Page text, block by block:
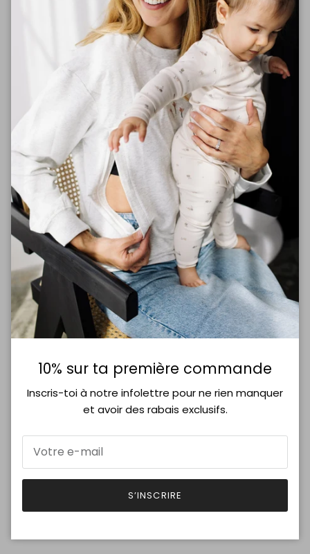
sur le devant, symbole de
l’épanouissement maternel. Sur la manche, les mots
Maman en floraison
sont finement brodés, un doux
rappel de ta magnifique transformation.
Avec sa coupe intemporelle et son tissu respirant, ce
chandail deviendra un essentiel deta garde-robe,
alliant style et engagement pour une mode plus
responsable. 💕
Détails :
✔️
100 % coton biologique
– doux et respirant
✔️ Broderies élégantes et durables
✔️ Coupe confortable et flatteuse
🌿Une pièce douce et symbolique, pour célébrer
chaque maman en floraison.🌿
Si tu es enceinte ou voulez un look plus oversized prenez une
taille de plus.
Rachel 5 pieds 11 porte le médium.
*Vente Finale
Entretien
10% sur ta première commande
Inscris-toi à notre infolettre pour ne rien manquer
et avoir des rabais exclusifs.
S’INSCRIRE